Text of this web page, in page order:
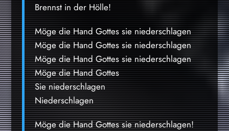
Brennst in der Hölle!
Möge die Hand Gottes sie niederschlagen
Möge die Hand Gottes sie niederschlagen
Möge die Hand Gottes sie niederschlagen
Möge die Hand Gottes
Sie niederschlagen
Niederschlagen
Möge die Hand Gottes sie niederschlagen!